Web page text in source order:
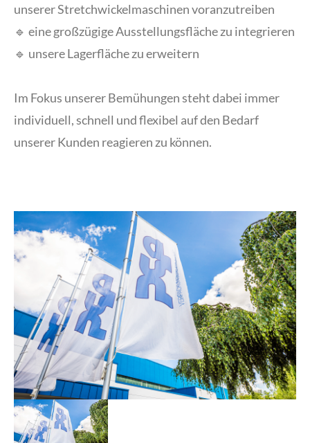
unserer Stretchwickelmaschinen voranzutreiben
🔹 eine großzügige Ausstellungsfläche zu integrieren
🔹 unsere Lagerfläche zu erweitern
Im Fokus unserer Bemühungen steht dabei immer
individuell, schnell und flexibel auf den Bedarf
unserer Kunden reagieren zu können.